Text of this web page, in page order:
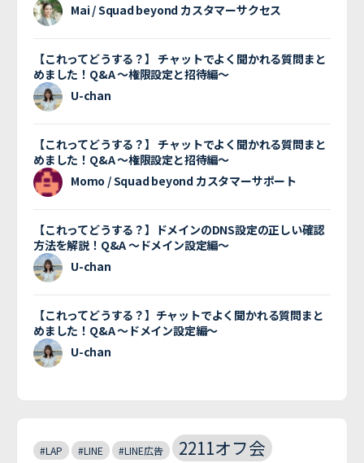
Mai / Squad beyond カスタマーサクセス
【これってどうする？】 チャットでよく聞かれる質問まと
めました！Q&A 〜権限設定と招待編〜
U-chan
【これってどうする？】 チャットでよく聞かれる質問まと
めました！Q&A 〜権限設定と招待編〜
Momo / Squad beyond カスタマーサポート
【これってどうする？】ドメインのDNS設定の正しい確認
方法を解説！Q&A 〜ドメイン設定編〜
U-chan
【これってどうする？】チャットでよく聞かれる質問まと
めました！Q&A 〜ドメイン設定編〜
U-chan
#LAP #LINE #LINE広告 2211オフ会